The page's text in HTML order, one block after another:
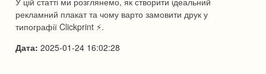
рекламний плакат та чому варто замовити друк у
типографії Clickprint ⚡.
Дата: 2025-01-24 16:02:28